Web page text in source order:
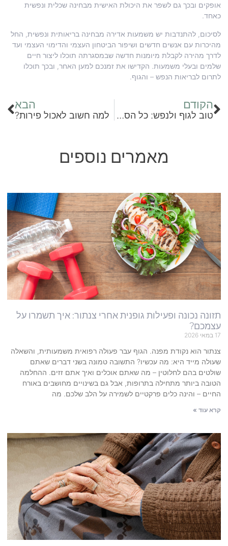
אופקים ובכך גם לשפר את היכולת האישית מבחינה שכלית ונפשית
כאחד.
לסיכום, להתנדבות יש משמעות אדירה מבחינה בריאותית ונפשית, החל
מהיכרות עם אנשים חדשים ושיפור הביטחון העצמי והדימוי העצמי ועד
לדרך מהירה לקבלת מיומנות חדשה שבמסגרתה תוכלו ליצור חיים
שלמים ובעלי משמעות. הקדישו את זמנכם למען האחר, ובכך תוכלו
לתרום לבריאות הנפש – והגוף.
הקודם
טוב לגוף ולנפש: כל הסיבות לאמץ כלב
הבא
למה חשוב לאכול פירות?
מאמרים נוספים
תזונה נכונה ופעילות גופנית אחרי צנתור: איך תשמרו על
עצמכם?
17 במאי 2026
צנתור הוא נקודת מפנה. הגוף עבר פעולה רפואית משמעותית, והשאלה
שעולה מייד היא: מה עכשיו? התשובה טמונה בשני דברים שאתם
שולטים בהם לחלוטין – מה שאתם אוכלים ואיך אתם זזים. ההחלמה
הטובה ביותר מתחילה בתרופות, אבל גם בשינויים מחושבים באורח
החיים – והינה כלים פרקטיים לשמירה על הלב שלכם. מה
קרא עוד »